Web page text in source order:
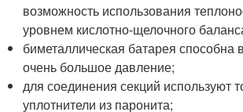
возможность использования
уровнем кислотно-щелочного
биметаллическая батарея способна
очень большое давление;
для соединения секций используют
уплотнители из паронита;